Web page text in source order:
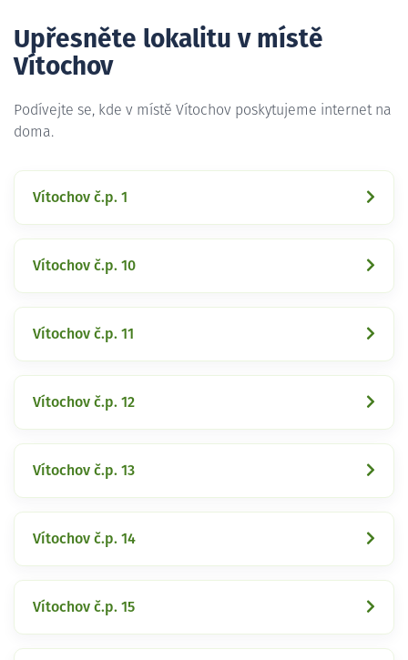
Upřesněte lokalitu v místě
Vítochov
Podívejte se, kde v místě Vítochov poskytujeme internet na
doma.
Vítochov č.p. 1
Vítochov č.p. 10
Vítochov č.p. 11
Vítochov č.p. 12
Vítochov č.p. 13
Vítochov č.p. 14
Vítochov č.p. 15